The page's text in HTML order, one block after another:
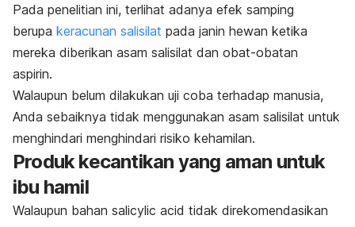
Pada penelitian ini, terlihat adanya efek samping
berupa keracunan salisilat pada janin hewan ketika
mereka diberikan asam salisilat dan obat-obatan
aspirin.
Walaupun belum dilakukan uji coba terhadap manusia,
Anda sebaiknya tidak menggunakan asam salisilat untuk
menghindari menghindari risiko kehamilan.
Produk kecantikan yang aman untuk
ibu hamil
Walaupun bahan salicylic acid tidak direkomendasikan